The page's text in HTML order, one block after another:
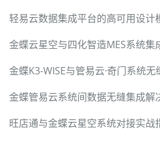
轻易云数据集成平台的高可用设计
金蝶云星空与四化智造MES系统集
金蝶K3-WISE与管易云·奇门系统
金蝶管易云系统间数据无缝集成解
旺店通与金蝶云星空系统对接实战